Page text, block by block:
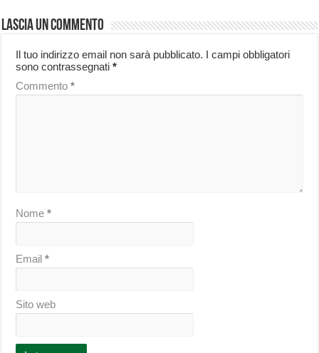
Lascia un commento
Il tuo indirizzo email non sarà pubblicato. I campi obbligatori
sono contrassegnati*
Commento*
Nome*
Email*
Sito web